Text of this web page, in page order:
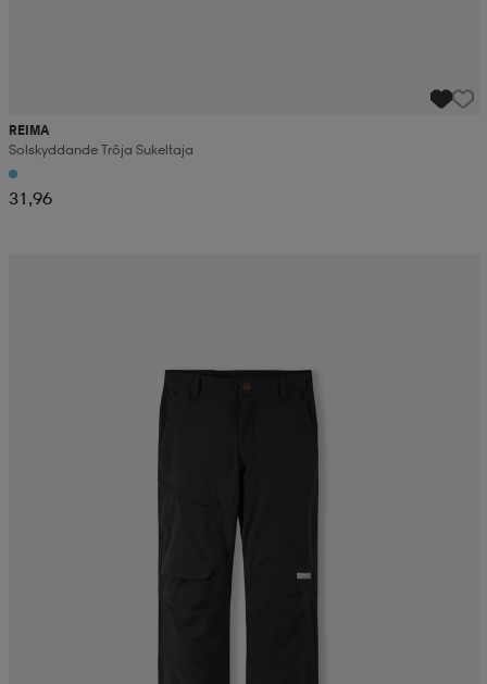
REIMA
Solskyddande Tröja Sukeltaja
31,96